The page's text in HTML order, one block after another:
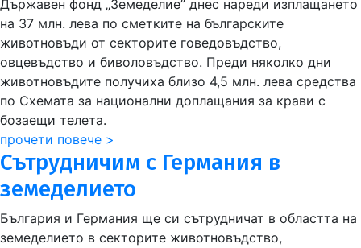
Държавен фонд „Земеделие” днес нареди изплащането
на 37 млн. лева по сметките на българските
животновъди от секторите говедовъдство,
овцевъдство и биволовъдство. Преди няколко дни
животновъдите получиха близо 4,5 млн. лева средства
по Схемата за национални доплащания за крави с
бозаещи телета.
прочети повече >
Сътрудничим с Германия в
земеделието
България и Германия ще си сътрудничат в областта на
земеделието в секторите животновъдство,